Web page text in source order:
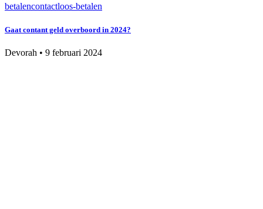
betalencontactloos-betalen
Gaat contant geld overboord in 2024?
Devorah • 9 februari 2024